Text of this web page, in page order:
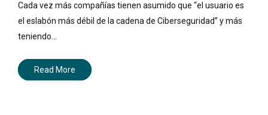
Cada vez más compañías tienen asumido que “el usuario es
el eslabón más débil de la cadena de Ciberseguridad” y más
teniendo…
Read More